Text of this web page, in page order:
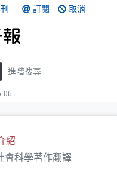
訂閱 取消
進階搜尋
06
紹
會科學著作翻譯